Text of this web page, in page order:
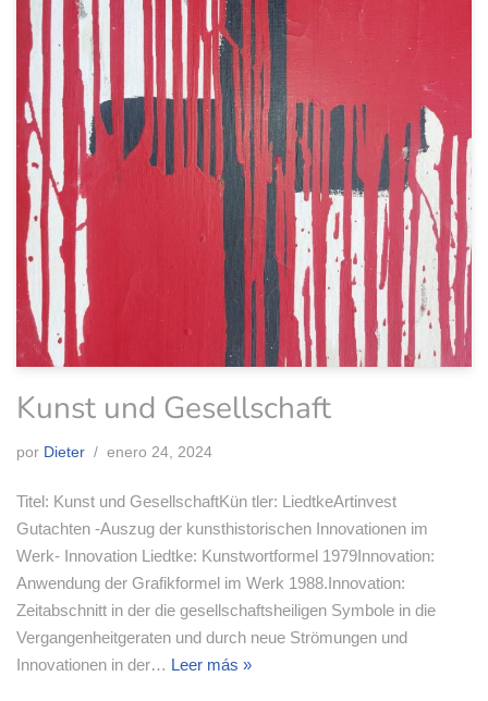
Kunst und Gesellschaft
por Dieter enero 24, 2024
Titel: Kunst und GesellschaftKün tler: LiedtkeArtinvest
Gutachten -Auszug der kunsthistorischen Innovationen im
Werk- Innovation Liedtke: Kunstwortformel 1979Innovation:
Anwendung der Grafikformel im Werk 1988.Innovation:
Zeitabschnitt in der die gesellschaftsheiligen Symbole in die
Vergangenheitgeraten und durch neue Strömungen und
Innovationen in der… Leer más »